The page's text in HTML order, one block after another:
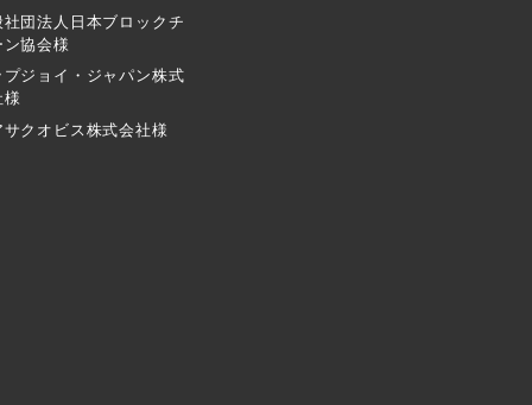
社団法人日本ブロックチ
ン協会様
プジョイ・ジャパン株式
様
サクオビス株式会社様